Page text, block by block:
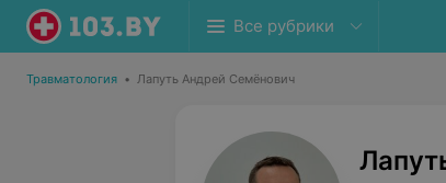
Все рубрики
Травматология • Лапуть Андрей Семёнович